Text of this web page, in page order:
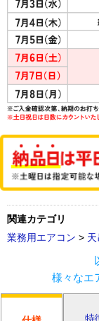
関連カテゴリ
業務用エアコン >
様々なエ
特